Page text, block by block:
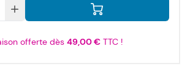
offerte dès 49,00 €TTC !